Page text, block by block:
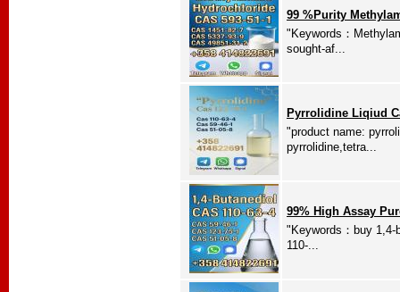
99 %Purity
"Keywords：
sought-af...
Pyrrolidine Liqiud
"product name:
pyrrolidine,tetra...
99% High Assay
"Keywords：buy 1,4-
110-...